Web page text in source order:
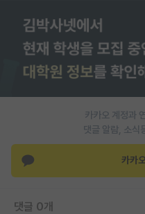
취업 게시판
임용 후기 게시판
인문사회 계열 게시판
특수/전문대학원 게시판
반도체/AI 게시판
장학금/장학생 게시판
카카오 계정과
댓글 알람, 소식
카카
댓글 0개